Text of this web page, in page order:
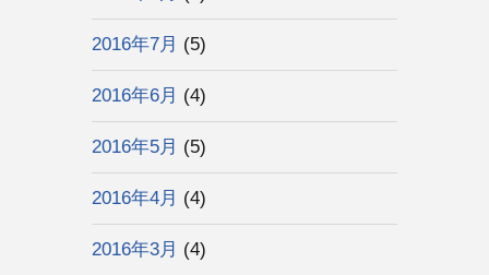
2016年7月 (5)
2016年6月 (4)
2016年5月 (5)
2016年4月 (4)
2016年3月 (4)